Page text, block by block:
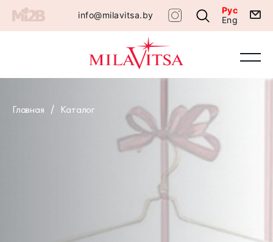
info@milavitsa.by
Рус
Eng
Главная Каталог